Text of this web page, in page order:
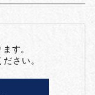
す。
さい。